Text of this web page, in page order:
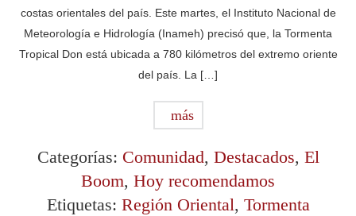
costas orientales del país. Este martes, el Instituto Nacional de
Meteorología e Hidrología (Inameh) precisó que, la Tormenta
Tropical Don está ubicada a 780 kilómetros del extremo oriente
del país. La […]
más
Categorías: Comunidad, Destacados, El
Boom, Hoy recomendamos
Etiquetas: Región Oriental, Tormenta